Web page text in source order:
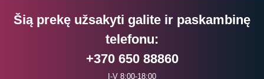
Šią prekę užsakyti galite ir paskambinę
telefonu:
+370 650 88860
I-V 8:00-18:00